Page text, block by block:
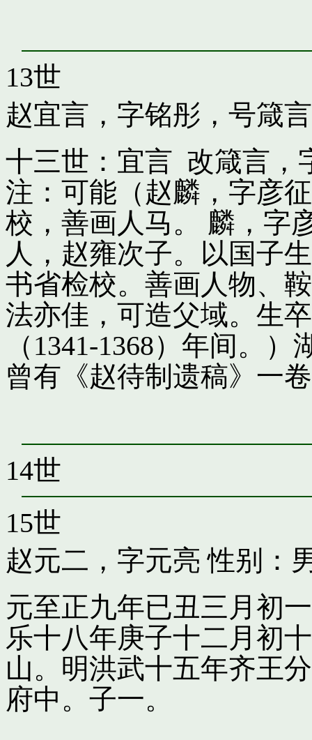
13世
赵宜言，字铭彤，号箴言
十三世：宜言 改箴言，
注：可能（赵麟，字彦
校，善画人马。 麟，字
人，赵雍次子。以国子
书省检校。善画人物、
法亦佳，可造父域。生
（1341-1368）年间。
曾有《赵待制遗稿》一
14世
15世
赵元二，字元亮 性别：
元至正九年已丑三月初
乐十八年庚子十二月初
山。明洪武十五年齐王
府中。子一。